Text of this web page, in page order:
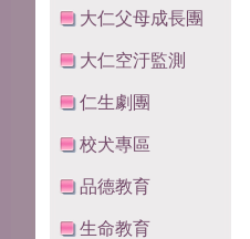
大仁父母成長團
大仁空汙監測
仁生劇團
校犬專區
品德教育
生命教育